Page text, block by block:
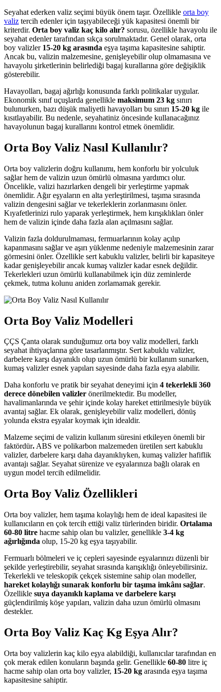
Seyahat ederken valiz seçimi büyük önem taşır. Özellikle orta boy
valiz tercih edenler için taşıyabileceği yük kapasitesi önemli bir
kriterdir. Orta boy valiz kaç kilo alır? sorusu, özellikle havayolu ile
seyahat edenler tarafından sıkça sorulmaktadır. Genel olarak, orta
boy valizler 15-20 kg arasında eşya taşıma kapasitesine sahiptir.
Ancak bu, valizin malzemesine, genişleyebilir olup olmamasına ve
havayolu şirketlerinin belirlediği bagaj kurallarına göre değişiklik
gösterebilir.
Havayolları, bagaj ağırlığı konusunda farklı politikalar uygular.
Ekonomik sınıf uçuşlarda genellikle maksimum 23 kg sınırı
bulunurken, bazı düşük maliyetli havayolları bu sınırı 15-20 kg ile
kısıtlayabilir. Bu nedenle, seyahatiniz öncesinde kullanacağınız
havayolunun bagaj kurallarını kontrol etmek önemlidir.
Orta Boy Valiz Nasıl Kullanılır?
Orta boy valizlerin doğru kullanımı, hem konforlu bir yolculuk
sağlar hem de valizin uzun ömürlü olmasına yardımcı olur.
Öncelikle, valizi hazırlarken dengeli bir yerleştirme yapmak
önemlidir. Ağır eşyaların en alta yerleştirilmesi, taşıma sırasında
valizin dengesini sağlar ve tekerleklerin zorlanmasını önler.
Kıyafetlerinizi rulo yaparak yerleştirmek, hem kırışıklıkları önler
hem de valizin içinde daha fazla alan açılmasını sağlar.
Valizin fazla doldurulmaması, fermuarlarının kolay açılıp
kapanmasını sağlar ve aşırı yüklenme nedeniyle malzemesinin zarar
görmesini önler. Özellikle sert kabuklu valizler, belirli bir kapasiteye
kadar genişleyebilir ancak kumaş valizler kadar esnek değildir.
Tekerlekleri uzun ömürlü kullanabilmek için düz zeminlerde
çekmek, tutma kolunu aniden zorlamamak gerekir.
Orta Boy Valiz Modelleri
ÇÇS Çanta olarak sunduğumuz orta boy valiz modelleri, farklı
seyahat ihtiyaçlarına göre tasarlanmıştır. Sert kabuklu valizler,
darbelere karşı dayanıklı olup uzun ömürlü bir kullanım sunarken,
kumaş valizler esnek yapıları sayesinde daha fazla eşya alabilir.
Daha konforlu ve pratik bir seyahat deneyimi için 4 tekerlekli 360
derece dönebilen valizler önerilmektedir. Bu modeller,
havalimanlarında ve şehir içinde kolay hareket ettirilmesiyle büyük
avantaj sağlar. Ek olarak, genişleyebilir valiz modelleri, dönüş
yolunda ekstra eşyalar koymak için idealdir.
Malzeme seçimi de valizin kullanım süresini etkileyen önemli bir
faktördür.ABS ve polikarbon malzemeden üretilen sert kabuklu
valizler, darbelere karşı daha dayanıklıyken, kumaş valizler hafiflik
avantajı sağlar. Seyahat sürenize ve eşyalarınıza bağlı olarak en
uygun model tercih edilmelidir.
Orta Boy Valiz Özellikleri
Orta boy valizler, hem taşıma kolaylığı hem de ideal kapasitesi ile
kullanıcıların en çok tercih ettiği valiz türlerinden biridir. Ortalama
60-80 litre hacme sahip olan bu valizler, genellikle 3-4 kg
ağırlığında olup, 15-20 kg eşya taşıyabilir.
Fermuarlı bölmeleri ve iç cepleri sayesinde eşyalarınızı düzenli bir
şekilde yerleştirebilir, seyahat sırasında karışıklığı önleyebilirsiniz.
Tekerlekli ve teleskopik çekçek sistemine sahip olan modeller,
hareket kolaylığı sunarak konforlu bir taşıma imkânı sağlar.
Özellikle suya dayanıklı kaplama ve darbelere karşı
güçlendirilmiş köşe yapıları, valizin daha uzun ömürlü olmasını
destekler.
Orta Boy Valiz Kaç Kg Eşya Alır?
Orta boy valizlerin kaç kilo eşya alabildiği, kullanıcılar tarafından en
çok merak edilen konuların başında gelir. Genellikle 60-80 litre iç
hacme sahip olan orta boy valizler, 15-20 kg arasında eşya taşıma
kapasitesine sahiptir.